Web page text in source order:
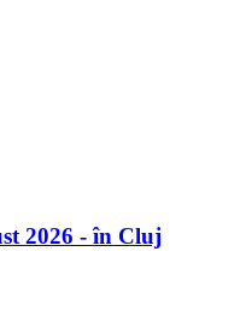
2026 - în Cluj